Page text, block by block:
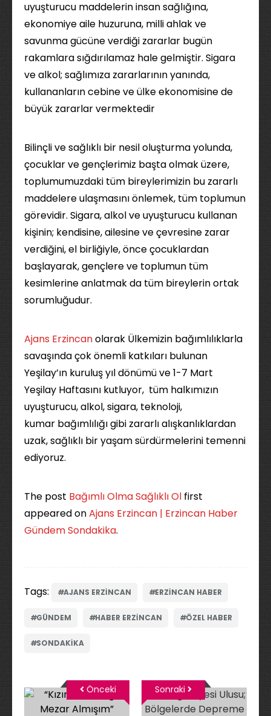
uyuşturucu maddelerin insan sağlığına,
ekonomiye aile huzuruna, milli ahlak ve
savunma gücüne verdiği zararlar bugün
rakamlara sığdırılamaz hale gelmiştir. Sigara
ve alkol; sağlımıza zararlarının yanında,
kullananların cebine ve ülke ekonomisine de
büyük zararlar vermektedir
Bilinçli ve sağlıklı bir nesil oluşturma yolunda,
çocuklar ve gençlerimiz başta olmak üzere,
toplumumuzdaki tüm bireylerimizin bu zararlı
maddelere ulaşmasını önlemek, tüm toplumun
görevidir. Sigara, alkol ve uyuşturucu kullanan
kişinin; kendisine, ailesine ve çevresine zarar
verdiğini, el birliğiyle, önce çocuklardan
başlayarak, gençlere ve toplumun tüm
kesimlerine anlatmak da tüm bireylerin ortak
sorumluğudur.
Ajans Erzincanolarak Ülkemizin bağımlılıklarla
savaşında çok önemli katkıları bulunan
Yeşilay’ın kuruluş yıl dönümü ve 1-7 Mart
Yeşilay Haftasını kutluyor, tüm halkımızın
uyuşturucu, alkol, sigara, teknoloji,
kumar bağımlılığı gibi zararlı alışkanlıklardan
uzak, sağlıklı bir yaşam sürdürmelerini temenni
ediyoruz.
The post Bağımlı Olma Sağlıklı Ol first
appeared onAjans Erzincan | Erzincan Haber
Gündem Sondakika.
Tags: AJANS ERZINCAN ERZINCAN HABER
GÜNDEM HABER ERZINCAN ÖZEL HABER
SONDAKIKA
Önceki Sonraki